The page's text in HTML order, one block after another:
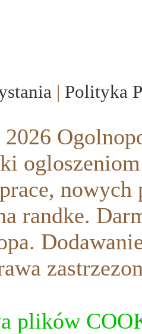
| Polityka
randke.
plików